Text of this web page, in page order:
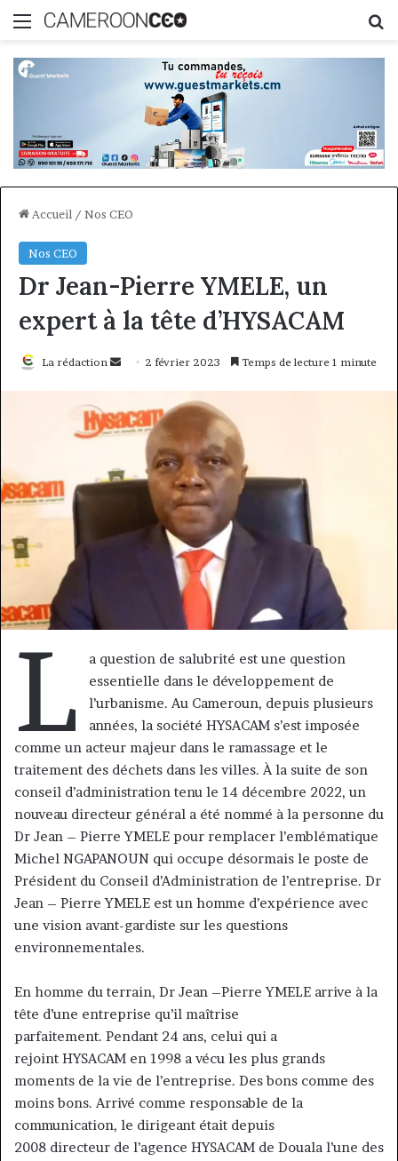
Menu
Accueil / Nos CEO
Nos CEO
Dr Jean-Pierre YMELE, un
expert à la tête d’HYSACAM
La rédaction
Envoyer2 février 2023 Temps de lecture 1 minute
L
a question de salubrité est une question
essentielle dans le développement de
l’urbanisme. Au Cameroun, depuis plusieurs
années, la société HYSACAM s’est imposée
comme un acteur majeur dans le ramassage et le
traitement des déchets dans les villes. À la suite de son
conseil d’administration tenu le 14 décembre 2022, un
nouveau directeur général a été nommé à la personne du
Dr Jean – Pierre YMELE pour remplacer l’emblématique
Michel NGAPANOUN qui occupe désormais le poste de
Président du Conseil d’Administration de l’entreprise. Dr
Jean – Pierre YMELE est un homme d’expérience avec
une vision avant-gardiste sur les questions
environnementales.
En homme du terrain, Dr Jean –Pierre YMELE arrive à la
tête d’une entreprise qu’il maîtrise
parfaitement. Pendant 24 ans, celui qui a
rejoint HYSACAM en 1998 a vécu les plus grands
moments de la vie de l’entreprise. Des bons comme des
moins bons. Arrivé comme responsable de la
communication, le dirigeant était depuis
2008 directeur de l’agence HYSACAM de Douala l’une des